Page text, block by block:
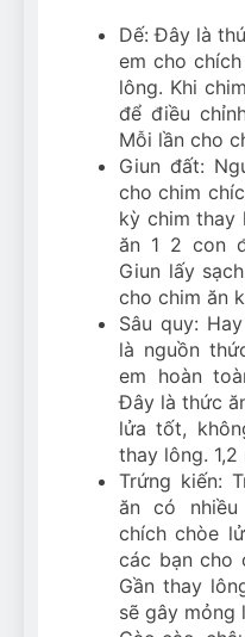
Dế: Đây là
em cho
lông. Khi
để điều
Mỗi lần cho
Giun đất:
cho chim
kỳ chim thay
ăn 1 2 con
Giun lấy
cho chim ăn
Sâu quy:
là nguồn
em hoàn
Đây là thức
lửa tốt,
thay lông. 1,2
Trứng kiến:
ăn có
chích chòe
các bạn cho
Gần thay
sẽ gây mỏng